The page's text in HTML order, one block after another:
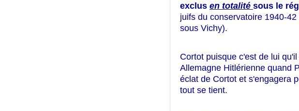
exclus en totalité sous le
juifs du conservatoire 1940-
sous Vichy).
Cortot puisque c'est de lui
Allemagne Hitlérienne quand
éclat de Cortot et s'engagera
tout se tient.